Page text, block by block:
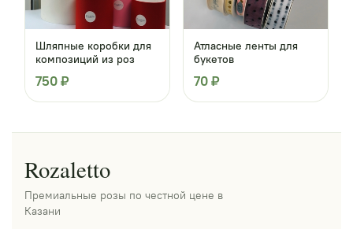
Шляпные коробки для
композиций из роз
750 ₽
Атласные ленты для
букетов
70 ₽
Rozaletto
Премиальные розы по честной цене в
Казани